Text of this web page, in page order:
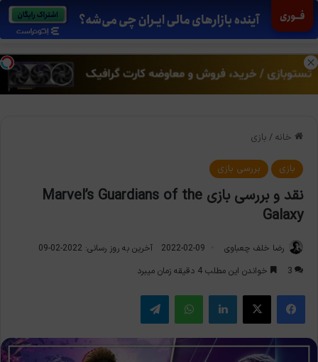
منو
خانه / بازی
بازی بررسی بازی
نقد و بررسی بازی Marvel’s Guardians of the
Galaxy
رضا خلف چعباوی 2022-02-09
آخرین به روز رسانی: 2022-02-09
3
خواندن این مطلب 4 دقیقه زمان میبرد
فیس بوک X لینکدین واتس آپ تلگرام